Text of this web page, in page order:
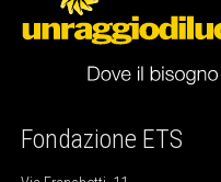
Fondazione ETS